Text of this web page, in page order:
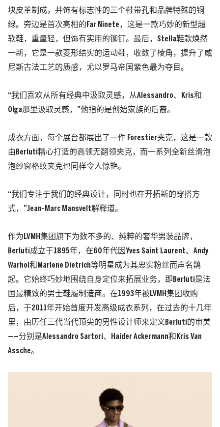
块皮革制成，并饰有标志性的三个鞋带孔和品牌特殊的铜
绿。旁边是首次亮相的Far Ninete，这是一款巧妙的新型超
软鞋，重量轻，但饰有实用的铆钉。最后，Stella鞋款焕然
一新，它是一款菱形结实的运动鞋，收敛了棱角，提升了威
尼斯古法工艺的质感，尤以罗马帝国紫色最为夺目。
“我们喜欢从所有经典中汲取灵感，从Alessandro、Kris和
Olga那里汲取灵感，”他指的是创始家族的后裔。
成衣方面，每个展台都展出了一件 Forestier夹克，这是一款
由Berluti精心打造的高领无翻领夹克，而一系列全新丝滑泡
泡纱窗格纹夹克也同样令人惊艳。
“我们专注于我们的经典设计，同时也在开拓新的穿搭方
式，”Jean-Marc Mansvelt解释道。
作为LVMH集团旗下为数不多的、纯粹的奢华男装品牌，
Berluti成立于1895年，在60年代因Yves Saint Laurent、Andy
Warhol和Marlene Dietrich等明星成为其忠实粉丝而声名鹊
起。它始终巧妙地围绕自身定位来拓展业务，即Berluti是法
国最精致的男士鞋履制造商。在1993年被LVMH集团收购
后，于2011年开始首度开发高级成衣系列，在过去的十几年
里，由历任三代当代顶尖的男性设计师来定义Berluti的审美
——分别是Alessandro Sartori、Haider Ackermann和Kris Van
Assche。